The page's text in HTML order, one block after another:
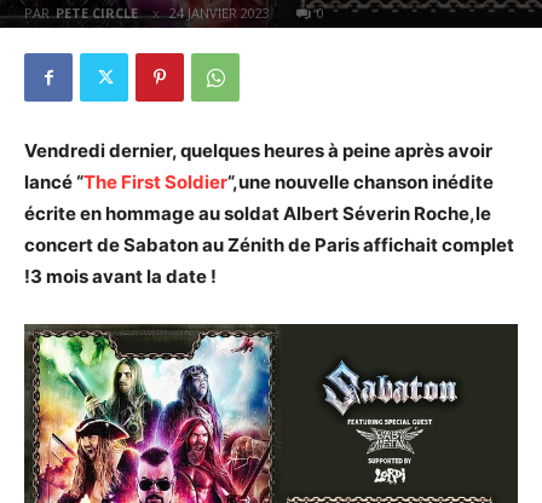
PAR PETE CIRCLE 24 JANVIER 2023 0
Vendredi dernier, quelques heures à peine après avoir
lancé “The First Soldier“,une nouvelle chanson inédite
écrite en hommage au soldat Albert Séverin Roche,le
concert de Sabaton au Zénith de Paris affichait complet
!3 mois avant la date !